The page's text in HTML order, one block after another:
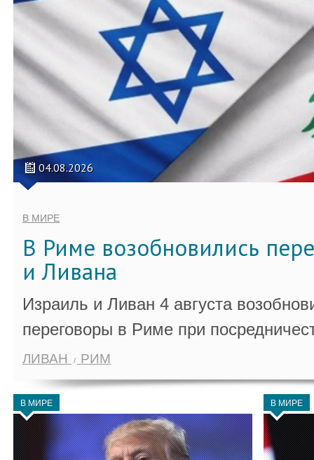
04.08.2026
В МИРЕ
В Риме возобновились
и Ливана
Израиль и Ливан 4 августа
переговоры в Риме при
ЛИВАН РИМ
В МИРЕ В МИРЕ